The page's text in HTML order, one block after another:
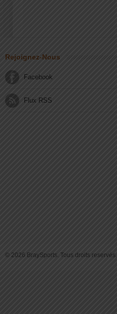
Rejoignez-Nous
Facebook
Flux RSS
© 2026 BraySports. Tous droits reservés.